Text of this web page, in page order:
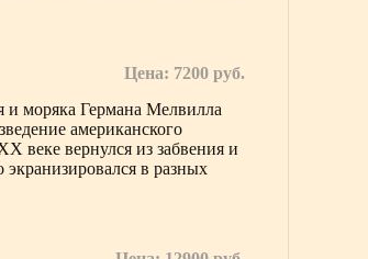
Цена: 7200 руб.
и моряка Германа Мелвилла
американского
веке вернулся из забвения и
в разных